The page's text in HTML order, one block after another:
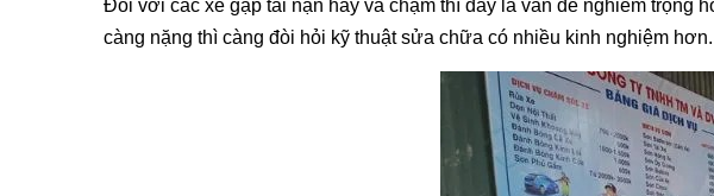
Đối với các xe gặp tai nạn hay va chạm thì đây là vấn đề nghiêm trọng
càng nặng thì càng đòi hỏi kỹ thuật sửa chữa có nhiều kinh nghiệm hơn.